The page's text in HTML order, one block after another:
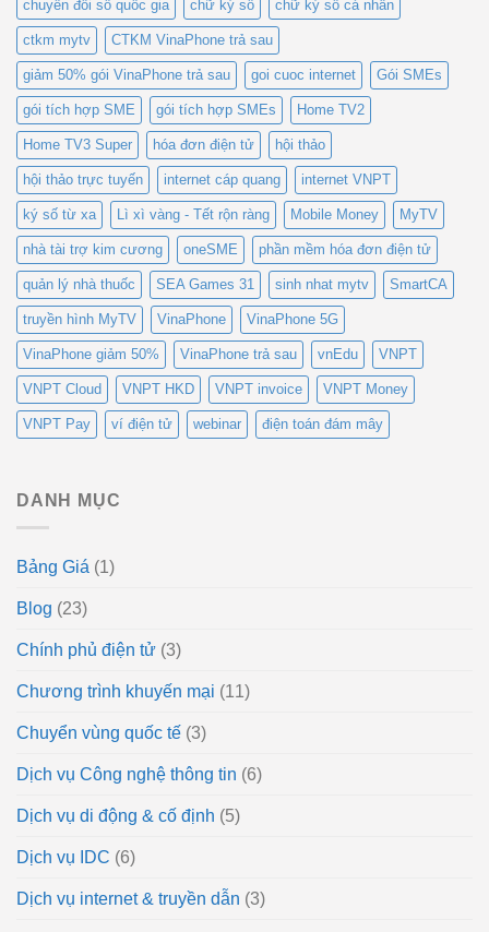
chuyển đổi số quốc gia chữ ký số chữ ký số cá nhân
ctkm mytv CTKM VinaPhone trả sau
giảm 50% gói VinaPhone trả sau goi cuoc internet Gói SMEs
gói tích hợp SME gói tích hợp SMEs Home TV2
Home TV3 Super hóa đơn điện tử hội thảo
hội thảo trực tuyến internet cáp quang internet VNPT
ký số từ xa Lì xì vàng - Tết rộn ràng Mobile Money MyTV
nhà tài trợ kim cương oneSME phần mềm hóa đơn điện tử
quản lý nhà thuốc SEA Games 31 sinh nhat mytv SmartCA
truyền hình MyTV VinaPhone VinaPhone 5G
VinaPhone giảm 50% VinaPhone trả sau vnEdu VNPT
VNPT Cloud VNPT HKD VNPT invoice VNPT Money
VNPT Pay ví điện tử webinar điện toán đám mây
DANH MỤC
Bảng Giá (1)
Blog (23)
Chính phủ điện tử (3)
Chương trình khuyến mại (11)
Chuyển vùng quốc tế (3)
Dịch vụ Công nghệ thông tin (6)
Dịch vụ di động & cố định (5)
Dịch vụ IDC (6)
Dịch vụ internet & truyền dẫn (3)